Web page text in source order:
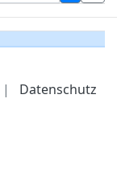
| Datenschutz